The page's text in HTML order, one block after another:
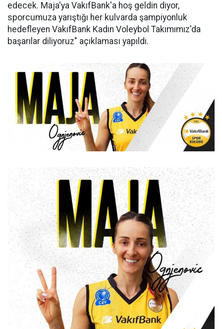
edecek. Maja'ya VakıfBank'a hoş geldin diyor,
sporcumuza yarıştığı her kulvarda şampiyonluk
hedefleyen VakıfBank Kadın Voleybol Takımımız'da
başarılar diliyoruz" açıklaması yapıldı.